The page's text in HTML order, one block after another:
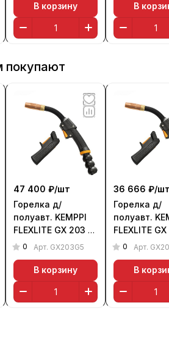
В корзину В
покупают
47 400 ₽/шт
Горелка д/
полуавт. KEMPPI
FLEXLITE GX 203 G
(200 А, 5 м)
0 Арт. GX203G5
В корзину
36 666 ₽/
Горелка д/
полуавт.
FLEXLITE
(200 А, 3,5
0 Арт.
В